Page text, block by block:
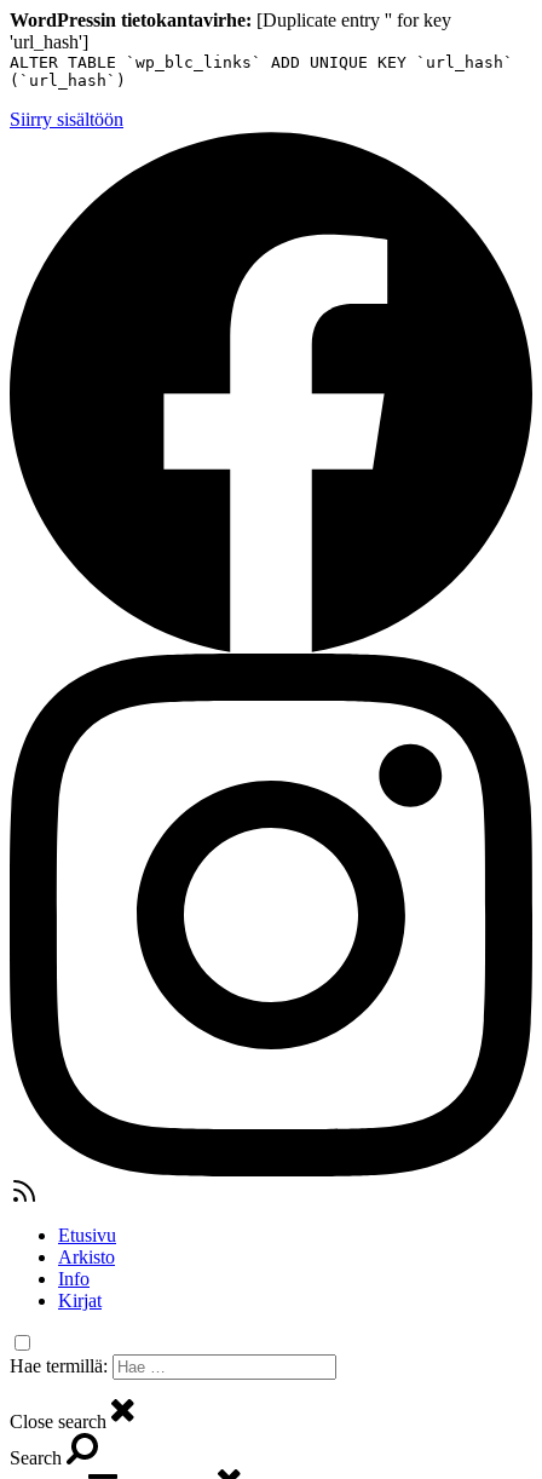
WordPressin tietokantavirhe: [Duplicate entry '' for key
'url_hash']
ALTER TABLE `wp_blc_links` ADD UNIQUE KEY `url_hash`
(`url_hash`)
Siirry sisältöön
Etusivu
Arkisto
Info
Kirjat
Hae termillä:
Close search
Search